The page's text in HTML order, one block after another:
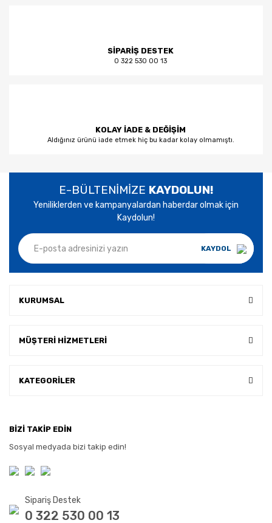
SİPARİŞ DESTEK
0 322 530 00 13
KOLAY İADE & DEĞİŞİM
Aldığınız ürünü iade etmek hiç bu kadar kolay olmamıştı.
E-BÜLTENİMİZE KAYDOLUN!
Yeniliklerden ve kampanyalardan haberdar olmak için
Kaydolun!
KAYDOL
KURUMSAL
MÜŞTERİ HİZMETLERİ
KATEGORİLER
BİZİ TAKİP EDİN
Sosyal medyada bizi takip edin!
Sipariş Destek
0 322 530 00 13